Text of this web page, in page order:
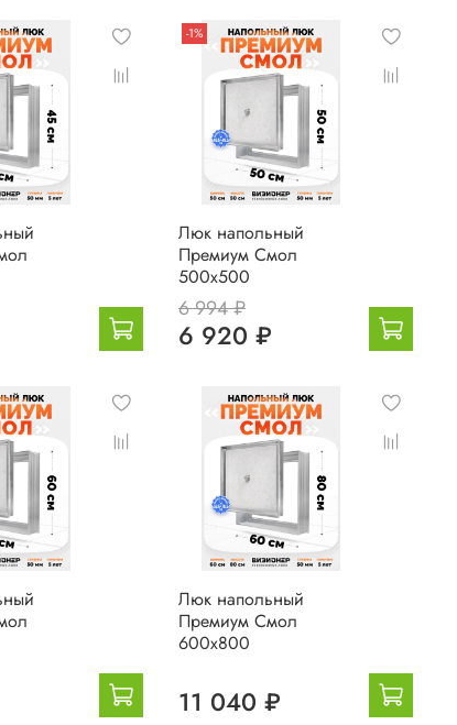
-1%
Люк напольный
Премиум Смол
500х500
6 994 ₽
6 920 ₽
Люк напольный
Премиум Смол
600х800
11 040 ₽